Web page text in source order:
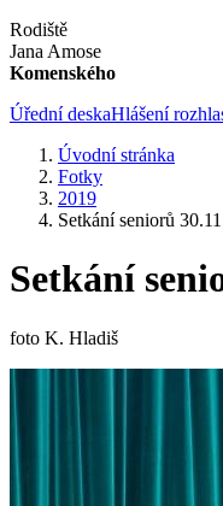
Rodiště
Jana Amose
Komenského
Úřední deskaHlášení
Úvodní stránka
Fotky
2019
Setkání seniorů
Setkání
foto K. Hladiš